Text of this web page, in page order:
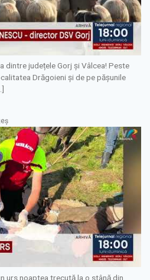
dintre județele Gorj și Vâlcea! Peste
Drăgoieni și de pe pășunile
urs noaptea trecută la o stână din